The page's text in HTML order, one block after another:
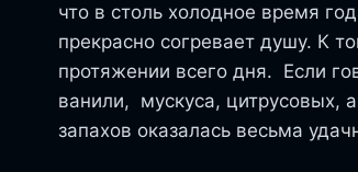
что в столь холодное время
прекрасно согревает душу. К
протяжении всего дня. Если
ванили, мускуса, цитрусовых,
запахов оказалась весьма